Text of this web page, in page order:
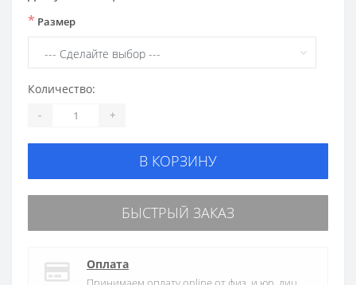
* Размер
Количество:
- +
В КОРЗИНУ
БЫСТРЫЙ ЗАКАЗ
Оплата